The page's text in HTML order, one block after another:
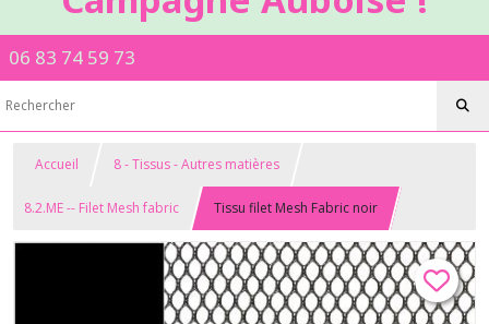
06 83 74 59 73
Accueil 8 - Tissus - Autres matières
8.2.ME -- Filet Mesh fabric Tissu filet Mesh Fabric noir